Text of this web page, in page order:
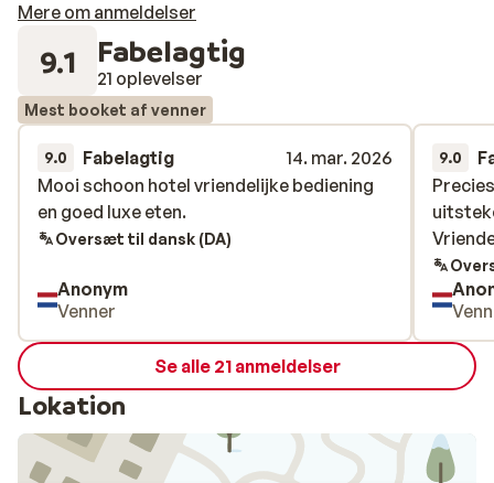
Mere om anmeldelser
9.1 Fabelagtig
21 oplevelser
Mest booket af venner
9.0 Fabelagtig
14. mar. 2026
Mooi schoon hotel vriendelijke bediening
en goed luxe eten.
Mooi schoon hotel vriendelijke bediening
en goed luxe eten.
Oversæt til dansk (DA)
Anonym
Venner
9.0
Se alle 21 anmeldelser
Lokation